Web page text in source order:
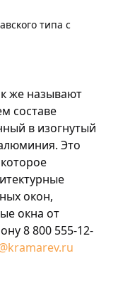
типа с
же называют
составе
в изогнутый
Это
окон,
окна от
8 800 555-12-